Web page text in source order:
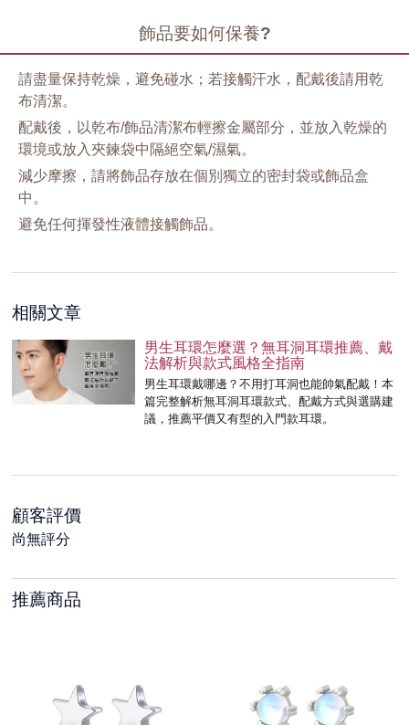
飾品要如何保養?
請盡量保持乾燥，避免碰水；若接觸汗水，配戴後請用乾
布清潔。
配戴後，以乾布/飾品清潔布輕擦金屬部分，並放入乾燥的
環境或放入夾鍊袋中隔絕空氣/濕氣。
減少摩擦，請將飾品存放在個別獨立的密封袋或飾品盒
中。
避免任何揮發性液體接觸飾品。
相關文章
男生耳環怎麼選？無耳洞耳環推薦、戴
法解析與款式風格全指南
男生耳環戴哪邊？不用打耳洞也能帥氣配戴！本
篇完整解析無耳洞耳環款式、配戴方式與選購建
議，推薦平價又有型的入門款耳環。
顧客評價
尚無評分
推薦商品